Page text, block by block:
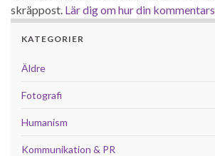
skräppost. Lär dig om hur din
KATEGORIER
Äldre
Fotografi
Humanism
Kommunikation & PR